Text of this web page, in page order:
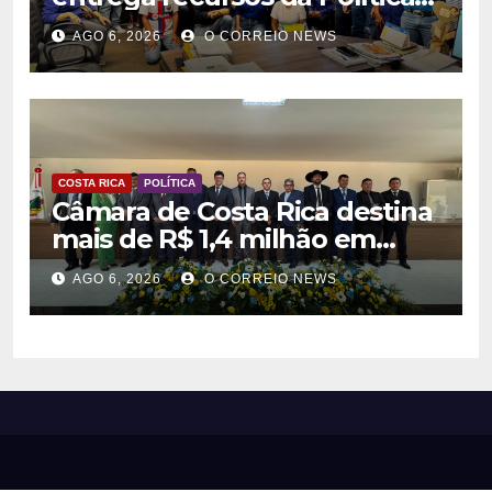
Nacional Aldir Blanc a
agentes culturais
AGO 6, 2026 O CORREIO NEWS
COSTA RICA POLÍTICA
Câmara de Costa Rica destina
mais de R$ 1,4 milhão em
emendas para investimentos
em diversas áreas
AGO 6, 2026 O CORREIO NEWS